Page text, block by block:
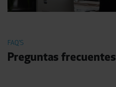
FAQ'S
Preguntas frecuentes